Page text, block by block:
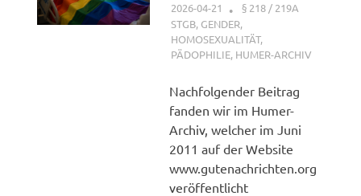
2026-04-21 XX
§ 218 / 219A
STGB, GENDER,
HOMOSEXUALITÄT,
PÄDOPHILIE, HUMER-ARCHIV
Nachfolgender Beitrag
fanden wir im Humer-
Archiv, welcher im Juni
2011 auf der Website
www.gutenachrichten.org
veröffentlicht